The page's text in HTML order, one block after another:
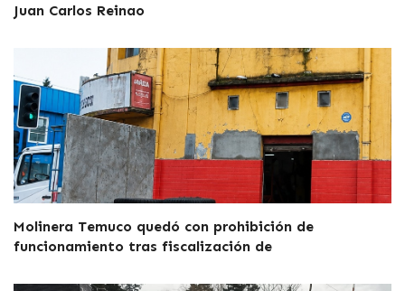
Juan Carlos Reinao
Molinera Temuco quedó con prohibición de
funcionamiento tras fiscalización de